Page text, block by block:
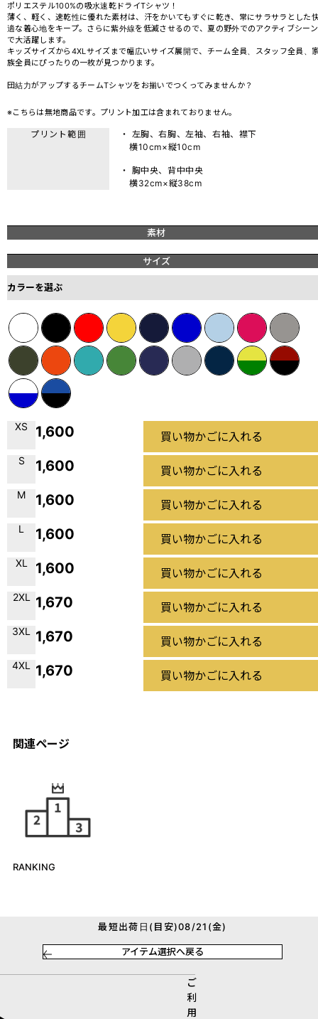
ポリエステル100%の吸水速乾ドライTシャツ！
薄く、軽く、速乾性に優れた素材は、汗をかいてもすぐに乾き、常にサラサラとした
適な着心地をキープ。さらに紫外線を低減させるので、夏の野外でのアクティブシーン
で大活躍します。
キッズサイズから4XLサイズまで幅広いサイズ展開で、チーム全員、スタッフ全員、
族全員にぴったりの一枚が見つかります。
団結力がアップするチームTシャツをお揃いでつくってみませんか？
※こちらは無地商品です。プリント加工は含まれておりません。
プリント範囲
・ 左胸、右胸、左袖、右袖、襟下
横10cm×縦10cm
・ 胸中央、背中中央
横32cm×縦38cm
素材
サイズ
カラーを選ぶ
XS 1,600 買い物かごに入れる
S 1,600 買い物かごに入れる
M 1,600 買い物かごに入れる
L 1,600 買い物かごに入れる
XL 1,600 買い物かごに入れる
2XL 1,670 買い物かごに入れる
3XL 1,670 買い物かごに入れる
4XL 1,670 買い物かごに入れる
関連ページ
RANKING
最短出荷日(目安)08/21(金)
アイテム選択へ戻る
ご
利
用